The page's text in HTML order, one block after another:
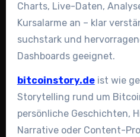
Charts, Live-Daten,
Kursalarme an – klar
suchstark und
Dashboards geeignet.
bitcoinstory.deist wie
Storytelling rund um
persönliche Geschichten,
Narrative oder Content-